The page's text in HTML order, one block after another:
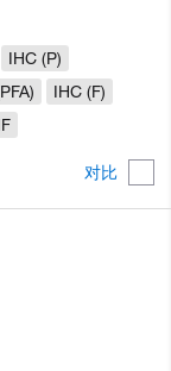
对比
IHC (P)
IHC (F)